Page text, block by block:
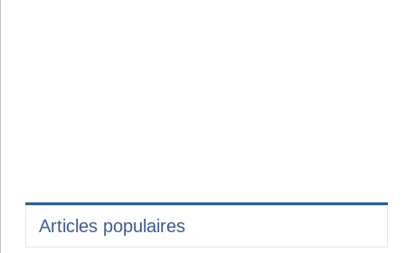
Articles populaires